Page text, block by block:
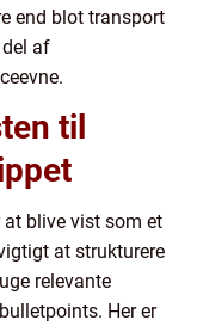
end blot transport
af
til
blive vist som et
at strukturere
relevante
Her er